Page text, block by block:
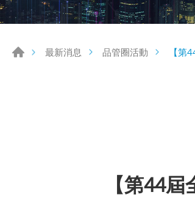
最新消息 品管圈活動 【第
【第44